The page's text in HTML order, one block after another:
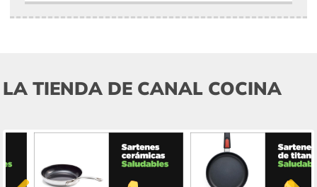
LA TIENDA DE CANAL COCINA